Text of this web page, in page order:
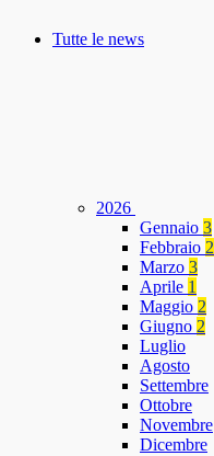
Tutte le news
2026
Gennaio 3
Febbraio 2
Marzo 3
Aprile 1
Maggio 2
Giugno 2
Luglio
Agosto
Settembre
Ottobre
Novembre
Dicembre